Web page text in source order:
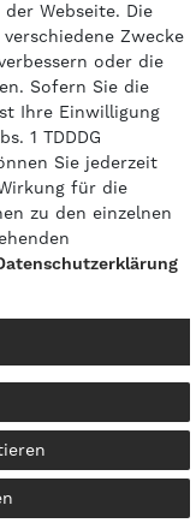
und zzgl.
Webseite. Die
Zwecke
oder die
Sofern Sie die
Ihre Einwilligung
1 TDDDG
Sie jederzeit
für die
zu den einzelnen